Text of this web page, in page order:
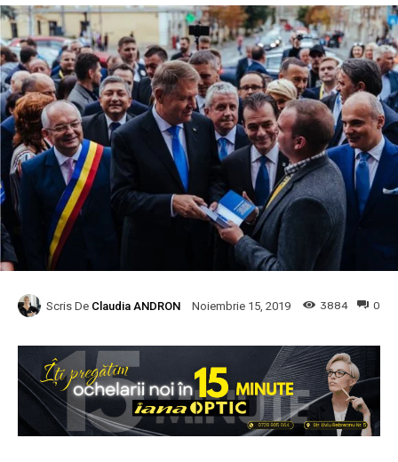
Scris De Claudia ANDRON Noiembrie 15, 2019 0
3884